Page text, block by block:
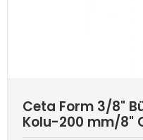
Ceta Form 3/8"
Kolu-200 mm/8"